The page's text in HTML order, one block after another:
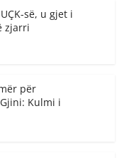
së, u gjet i
zjarri
për
Kulmi i